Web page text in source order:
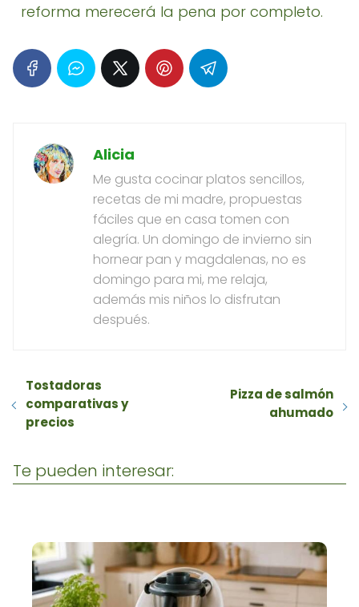
reforma merecerá la pena por completo.
Alicia
Me gusta cocinar platos sencillos,
recetas de mi madre, propuestas
fáciles que en casa tomen con
alegría. Un domingo de invierno sin
hornear pan y magdalenas, no es
domingo para mi, me relaja,
además mis niños lo disfrutan
después.
Tostadoras
comparativas y
precios
Pizza de salmón
ahumado
Te pueden interesar: